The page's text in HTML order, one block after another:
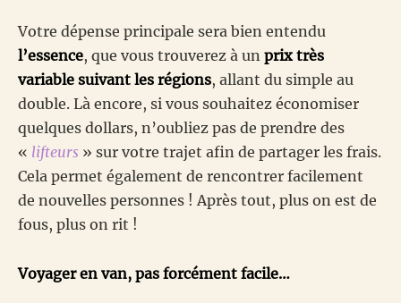
Votre dépense principale sera bien entendu
l’essence, que vous trouverez à un prix très
variable suivant les régions, allant du simple au
double. Là encore, si vous souhaitez économiser
quelques dollars, n’oubliez pas de prendre des
« lifteurs » sur votre trajet afin de partager les frais.
Cela permet également de rencontrer facilement
de nouvelles personnes ! Après tout, plus on est de
fous, plus on rit !
Voyager en van, pas forcément facile…